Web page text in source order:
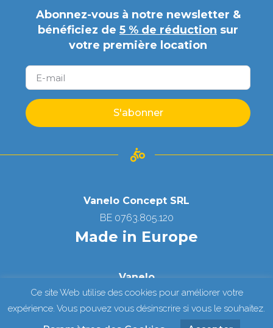
Abonnez-vous à notre newsletter &
bénéficiez de 5 % de réduction sur
votre première location
S'abonner
Vanelo Concept SRL
BE 0763.805.120
Made in Europe
Vanelo
Copyright © All Right Reserved
Ce site Web utilise des cookies pour améliorer votre
expérience. Vous pouvez vous désinscrire si vous le souhaitez.